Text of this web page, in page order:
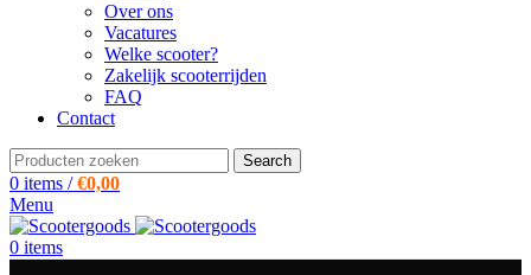
Over ons
Vacatures
Welke scooter?
Zakelijk scooterrijden
FAQ
Contact
Search
0 items / €0,00
Menu
0 items